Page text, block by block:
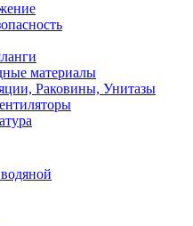
материалы
Раковины, Унитазы